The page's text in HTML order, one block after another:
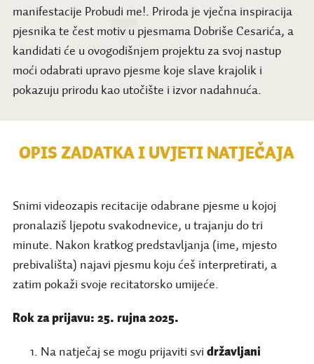
manifestacije Probudi me!. Priroda je vječna inspiracija
pjesnika te čest motiv u pjesmama Dobriše Cesarića, a
kandidati će u ovogodišnjem projektu za svoj nastup
moći odabrati upravo pjesme koje slave krajolik i
pokazuju prirodu kao utočište i izvor nadahnuća.
OPIS ZADATKA I UVJETI NATJEČAJA
Snimi videozapis recitacije odabrane pjesme u kojoj
pronalaziš ljepotu svakodnevice, u trajanju do tri
minute. Nakon kratkog predstavljanja (ime, mjesto
prebivališta) najavi pjesmu koju ćeš interpretirati, a
zatim pokaži svoje recitatorsko umijeće.
Rok za prijavu: 25. rujna 2025.
Na natječaj se mogu prijaviti svi državljani